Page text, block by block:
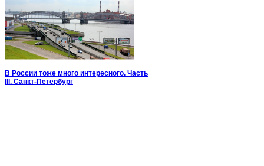
В России тоже много интересного. Часть
III. Санкт-Петербург